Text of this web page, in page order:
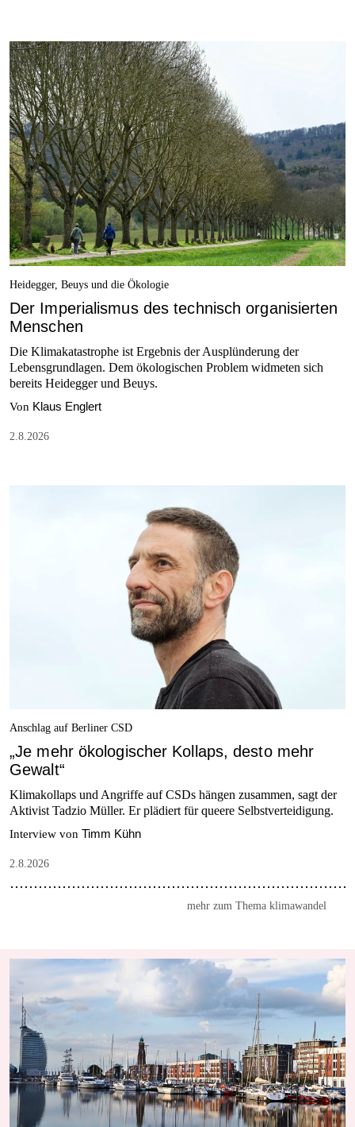
Heidegger, Beuys und die Ökologie
Der Imperialismus des technisch organisierten
Menschen
Die Klimakatastrophe ist Ergebnis der Ausplünderung der
Lebensgrundlagen. Dem ökologischen Problem widmeten sich
bereits Heidegger und Beuys.
Von Klaus Englert
2.8.2026
Anschlag auf Berliner CSD
„Je mehr ökologischer Kollaps, desto mehr
Gewalt“
Klimakollaps und Angriffe auf CSDs hängen zusammen, sagt der
Aktivist Tadzio Müller. Er plädiert für queere Selbstverteidigung.
Interview von Timm Kühn
2.8.2026
mehr zum Thema klimawandel